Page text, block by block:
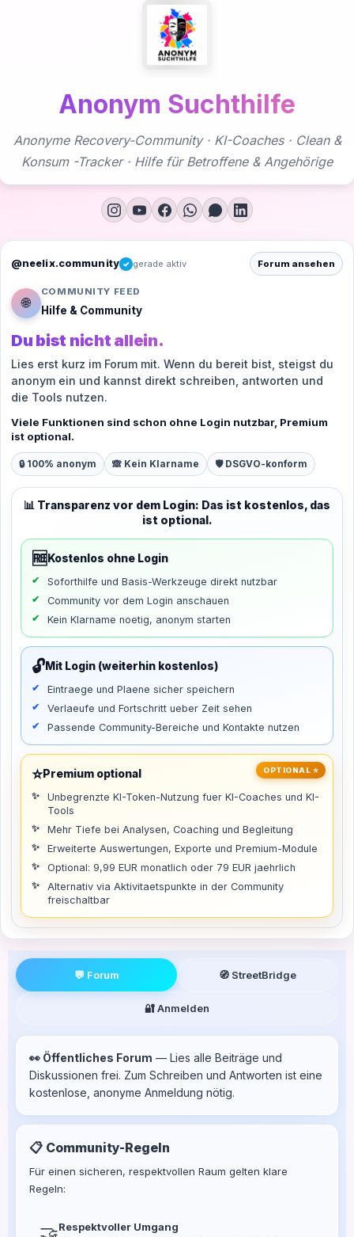
Anonym Suchthilfe
Anonyme Recovery-Community · KI-Coaches · Clean &
Konsum -Tracker · Hilfe für Betroffene & Angehörige
@neelix.community ✓ gerade aktiv Forum ansehen
🌐
COMMUNITY FEED
Hilfe & Community
Du bist nicht allein.
Lies erst kurz im Forum mit. Wenn du bereit bist, steigst du
anonym ein und kannst direkt schreiben, antworten und
die Tools nutzen.
Viele Funktionen sind schon ohne Login nutzbar, Premium
ist optional.
🔒 100% anonym 🙈 Kein Klarname 🛡️ DSGVO-konform
📊 Transparenz vor dem Login: Das ist kostenlos, das
ist optional.
🆓 Kostenlos ohne Login
Soforthilfe und Basis-Werkzeuge direkt nutzbar
Community vor dem Login anschauen
Kein Klarname noetig, anonym starten
🔓Mit Login (weiterhin kostenlos)
Eintraege und Plaene sicher speichern
Verlaeufe und Fortschritt ueber Zeit sehen
Passende Community-Bereiche und Kontakte nutzen
OPTIONAL ⭐
⭐Premium optional
Unbegrenzte KI-Token-Nutzung fuer KI-Coaches und KI-
Tools
Mehr Tiefe bei Analysen, Coaching und Begleitung
Erweiterte Auswertungen, Exporte und Premium-Module
Optional: 9,99 EUR monatlich oder 79 EUR jaehrlich
Alternativ via Aktivitaetspunkte in der Community
freischaltbar
💬 Forum 🧭 StreetBridge
🔐 Anmelden
👀 Öffentliches Forum — Lies alle Beiträge und
Diskussionen frei. Zum Schreiben und Antworten ist eine
kostenlose, anonyme Anmeldung nötig.
📋 Community-Regeln
Für einen sicheren, respektvollen Raum gelten klare
Regeln:
Respektvoller Umgang